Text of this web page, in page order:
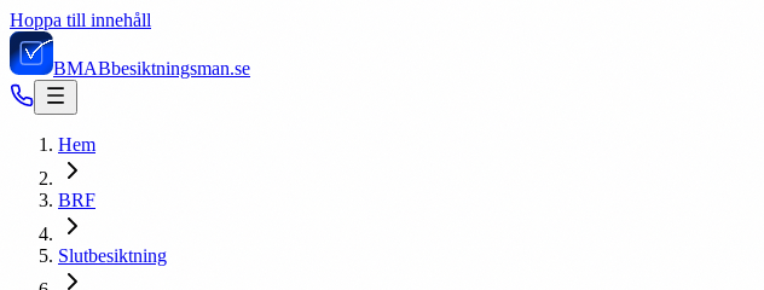
Hoppa till innehåll
BMABbesiktningsman.se
Hem
BRF
Slutbesiktning